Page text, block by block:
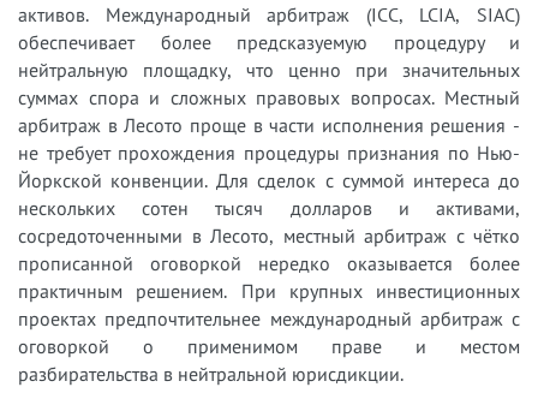
активов. Международный арбитраж (ICC, LCIA, SIAC)
обеспечивает более предсказуемую процедуру и
нейтральную площадку, что ценно при значительных
суммах спора и сложных правовых вопросах. Местный
арбитраж в Лесото проще в части исполнения решения -
не требует прохождения процедуры признания по Нью-
Йоркской конвенции. Для сделок с суммой интереса до
нескольких сотен тысяч долларов и активами,
сосредоточенными в Лесото, местный арбитраж с чётко
прописанной оговоркой нередко оказывается более
практичным решением. При крупных инвестиционных
проектах предпочтительнее международный арбитраж с
оговоркой о применимом праве и местом
разбирательства в нейтральной юрисдикции.